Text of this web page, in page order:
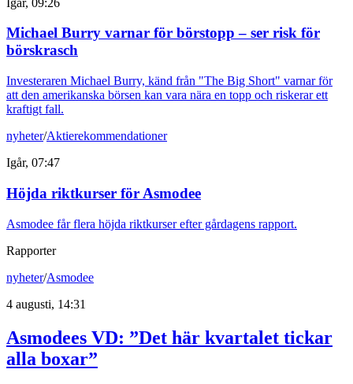
Michael Burry varnar för börstopp – ser risk för
börskrasch
Investeraren Michael Burry, känd från "The Big Short" varnar för
att den amerikanska börsen kan vara nära en topp och riskerar ett
kraftigt fall.
nyheter/Aktierekommendationer
Igår, 07:47
Höjda riktkurser för Asmodee
Asmodee får flera höjda riktkurser efter gårdagens rapport.
Rapporter
nyheter/Asmodee
4 augusti, 14:31
Asmodees VD: ”Det här kvartalet tickar
alla boxar”